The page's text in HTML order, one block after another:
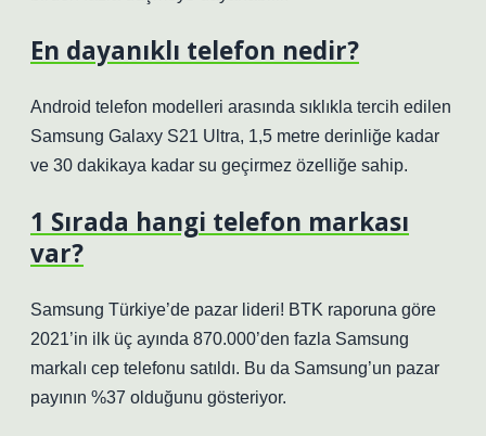
En dayanıklı telefon nedir?
Android telefon modelleri arasında sıklıkla tercih edilen
Samsung Galaxy S21 Ultra, 1,5 metre derinliğe kadar
ve 30 dakikaya kadar su geçirmez özelliğe sahip.
1 Sırada hangi telefon markası
var?
Samsung Türkiye’de pazar lideri! BTK raporuna göre
2021’in ilk üç ayında 870.000’den fazla Samsung
markalı cep telefonu satıldı. Bu da Samsung’un pazar
payının %37 olduğunu gösteriyor.